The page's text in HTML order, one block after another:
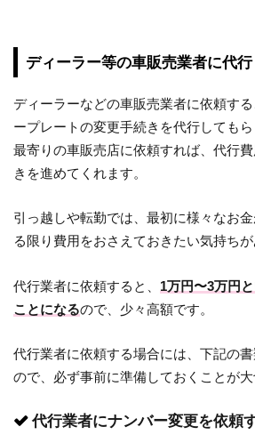
ディーラー等の車販売業者に代
ディーラーなどの車販売業者に依頼す
ープレートの変更手続きを代行してもら
最寄りの車販売店に依頼すれば、代行
きを進めてくれます。
引っ越しや転勤では、最初に様々なお
る限り費用をおさえておきたい気持ちが
代行業者に依頼すると、 1万円〜3万円
ことになるので、少々高額です。
代行業者に依頼する場合には、下記の
ので、必ず事前に準備しておくことが大
代行業者にナンバー変更を依頼